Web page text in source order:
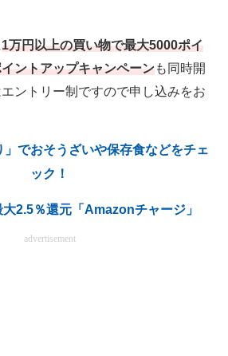
事例
を支援
サイト
サイト
ィア
1万円以上の買い物で最大5000ポイ
ントアップキャンペーンも同時開
ントリー制ですので申し込みをお
」でおそうざいや保存食などをチェ
ック！
2.5％還元「Amazonチャージ」
advertisement